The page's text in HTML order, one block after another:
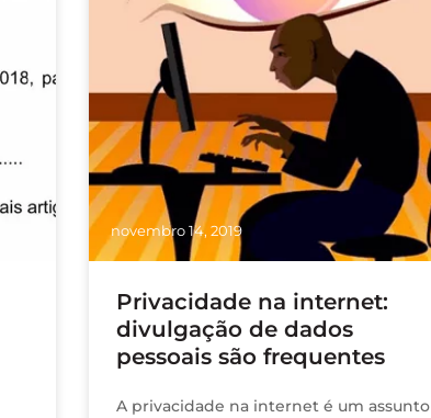
novembro 14, 2019
Privacidade na internet:
divulgação de dados
pessoais são frequentes
A privacidade na internet é um assunto